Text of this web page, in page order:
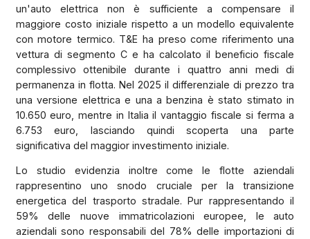
un'auto elettrica non è sufficiente a compensare il
maggiore costo iniziale rispetto a un modello equivalente
con motore termico. T&E ha preso come riferimento una
vettura di segmento C e ha calcolato il beneficio fiscale
complessivo ottenibile durante i quattro anni medi di
permanenza in flotta. Nel 2025 il differenziale di prezzo tra
una versione elettrica e una a benzina è stato stimato in
10.650 euro, mentre in Italia il vantaggio fiscale si ferma a
6.753 euro, lasciando quindi scoperta una parte
significativa del maggior investimento iniziale.
Lo studio evidenzia inoltre come le flotte aziendali
rappresentino uno snodo cruciale per la transizione
energetica del trasporto stradale. Pur rappresentando il
59% delle nuove immatricolazioni europee, le auto
aziendali sono responsabili del 78% delle importazioni di